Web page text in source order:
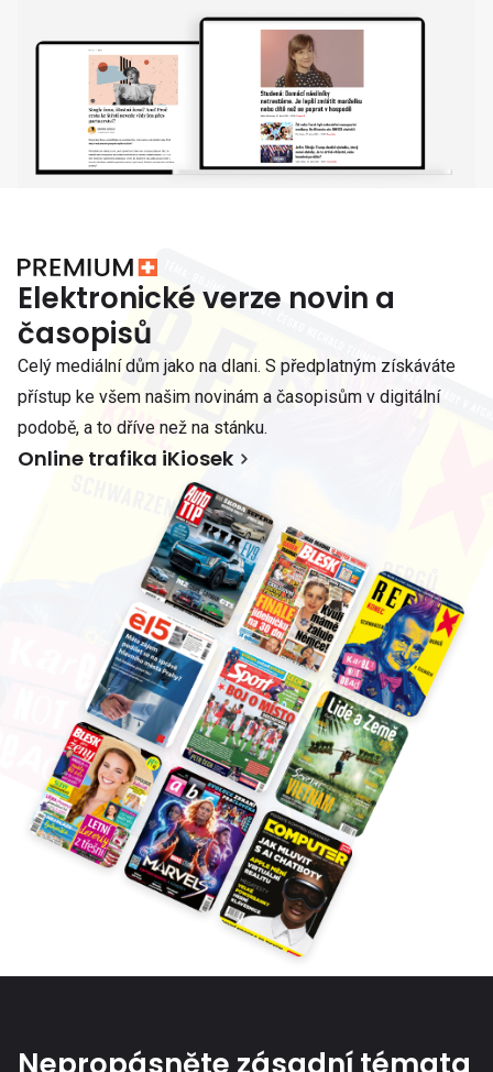
Elektronické verze novin a
časopisů
Celý mediální dům jako na dlani. S předplatným získáváte
přístup ke všem našim novinám a časopisům v digitální
podobě, a to dříve než na stánku.
Online trafika iKiosek